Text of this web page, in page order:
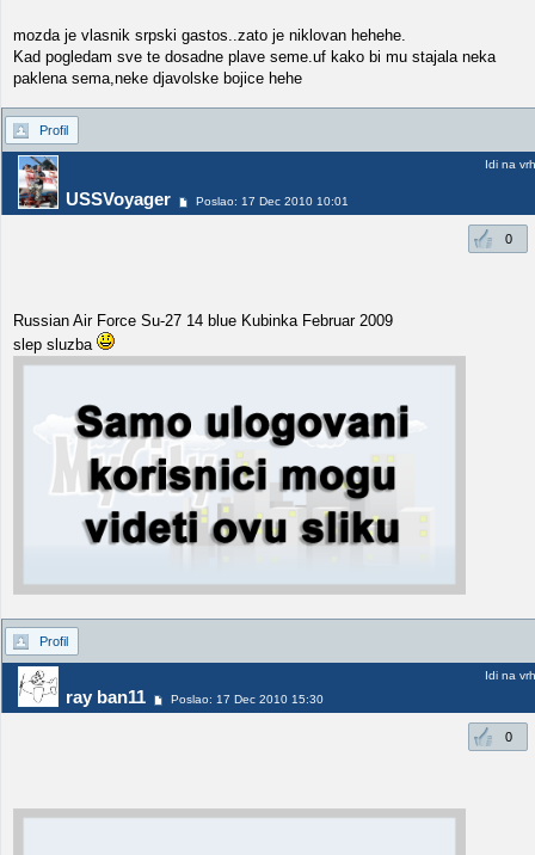
mozda je vlasnik srpski gastos..zato je niklovan hehehe.
Kad pogledam sve te dosadne plave seme.uf kako bi mu stajala neka
paklena sema,neke djavolske bojice hehe
Profil
USSVoyager Poslao: 17 Dec 2010 10:01
Idi na vrh
0
Russian Air Force Su-27 14 blue Kubinka Februar 2009
slep sluzba
Profil
ray ban11 Poslao: 17 Dec 2010 15:30
Idi na vrh
0